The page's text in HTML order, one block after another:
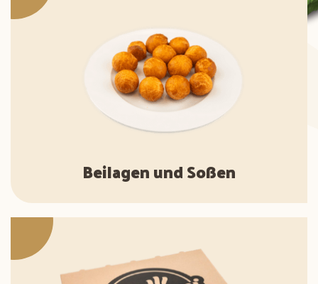
Beilagen und Soßen